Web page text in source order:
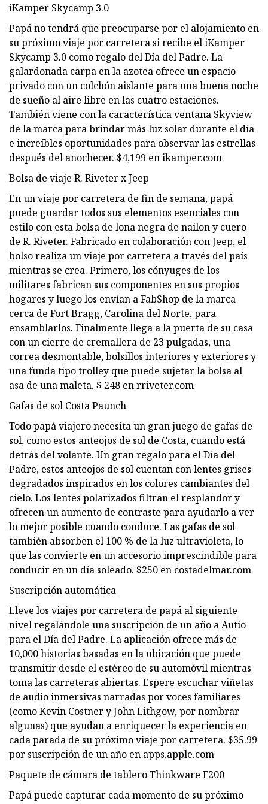
iKamper Skycamp 3.0
Papá no tendrá que preocuparse por el alojamiento en
su próximo viaje por carretera si recibe el iKamper
Skycamp 3.0 como regalo del Día del Padre. La
galardonada carpa en la azotea ofrece un espacio
privado con un colchón aislante para una buena noche
de sueño al aire libre en las cuatro estaciones.
También viene con la característica ventana Skyview
de la marca para brindar más luz solar durante el día
e increíbles oportunidades para observar las estrellas
después del anochecer. $4,199 en ikamper.com
Bolsa de viaje R. Riveter x Jeep
En un viaje por carretera de fin de semana, papá
puede guardar todos sus elementos esenciales con
estilo con esta bolsa de lona negra de nailon y cuero
de R. Riveter. Fabricado en colaboración con Jeep, el
bolso realiza un viaje por carretera a través del país
mientras se crea. Primero, los cónyuges de los
militares fabrican sus componentes en sus propios
hogares y luego los envían a FabShop de la marca
cerca de Fort Bragg, Carolina del Norte, para
ensamblarlos. Finalmente llega a la puerta de su casa
con un cierre de cremallera de 23 pulgadas, una
correa desmontable, bolsillos interiores y exteriores y
una funda tipo trolley que puede sujetar la bolsa al
asa de una maleta. $ 248 en rriveter.com
Gafas de sol Costa Paunch
Todo papá viajero necesita un gran juego de gafas de
sol, como estos anteojos de sol de Costa, cuando está
detrás del volante. Un gran regalo para el Día del
Padre, estos anteojos de sol cuentan con lentes grises
degradados inspirados en los colores cambiantes del
cielo. Los lentes polarizados filtran el resplandor y
ofrecen un aumento de contraste para ayudarlo a ver
lo mejor posible cuando conduce. Las gafas de sol
también absorben el 100 % de la luz ultravioleta, lo
que las convierte en un accesorio imprescindible para
conducir en un día soleado. $250 en costadelmar.com
Suscripción automática
Lleve los viajes por carretera de papá al siguiente
nivel regalándole una suscripción de un año a Autio
para el Día del Padre. La aplicación ofrece más de
10,000 historias basadas en la ubicación que puede
transmitir desde el estéreo de su automóvil mientras
toma las carreteras abiertas. Espere escuchar viñetas
de audio inmersivas narradas por voces familiares
(como Kevin Costner y John Lithgow, por nombrar
algunas) que ayudan a enriquecer la experiencia en
cada parada de su próximo viaje por carretera. $35.99
por suscripción de un año en apps.apple.com
Paquete de cámara de tablero Thinkware F200
Papá puede capturar cada momento de su próximo